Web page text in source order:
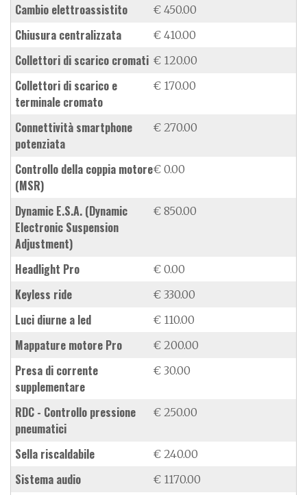
cambio elettroassistito € 450.00
chiusura centralizzata € 410.00
collettori di scarico cromati € 120.00
collettori di scarico e
terminale cromato
€ 170.00
connettività smartphone
potenziata
€ 270.00
controllo della coppia motore
(MSR)
€ 0.00
dynamic E.S.A. (Dynamic
Electronic Suspension
Adjustment)
€ 850.00
Headlight Pro € 0.00
keyless ride € 330.00
luci diurne a led € 110.00
mappature motore Pro € 200.00
presa di corrente
supplementare
€ 30.00
RDC - Controllo pressione
pneumatici
€ 250.00
sella riscaldabile € 240.00
sistema audio € 1170.00